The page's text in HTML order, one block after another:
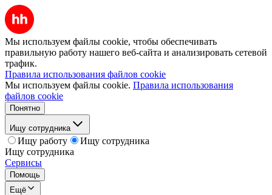
Мы используем файлы cookie, чтобы обеспечивать
правильную работу нашего веб-сайта и анализировать сетевой
трафик.
Правила использования файлов cookie
Мы используем файлы cookie. Правила использования
файлов cookie
Понятно
Ищу сотрудника
Ищу работу
Ищу сотрудника
Ищу сотрудника
Сервисы
Помощь
Ещё